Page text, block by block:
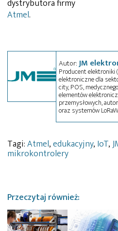
dystrybutora firmy
Atmel
Autor:JM
Producent elektroniki
elektroniczne dla
city, POS,
elementów
przemysłowych,
oraz systemów
Tagi:Atmel,edukacyjny, IoT,
mikrokontrolery
Przeczytaj również: